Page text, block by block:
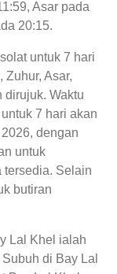
Asar pada
20:15.
untuk 7 hari
Zuhur, Asar,
dirujuk. Waktu
7 hari akan
dengan
untuk
tersedia. Selain
butiran
Lal Khel ialah
di Bay Lal